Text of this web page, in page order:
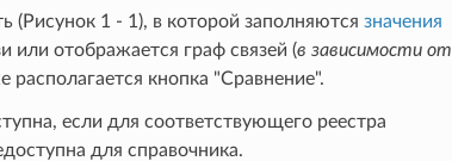
(Рисунок 1 - 1), в которой заполняютсязначения
или отображается граф связей (в зависимости от
располагается кнопка "Сравнение".
если для соответствующего реестра
для справочника.